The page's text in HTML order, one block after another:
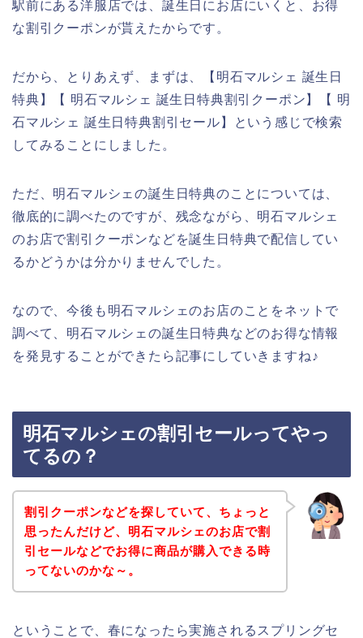
駅前にある洋服店では、誕生日にお店にいくと、お得
な割引クーポンが貰えたからです。
だから、とりあえず、まずは、【明石マルシェ 誕生日
特典】【 明石マルシェ 誕生日特典割引クーポン】【 明
石マルシェ 誕生日特典割引セール】という感じで検索
してみることにしました。
ただ、明石マルシェの誕生日特典のことについては、
徹底的に調べたのですが、残念ながら、明石マルシェ
のお店で割引クーポンなどを誕生日特典で配信してい
るかどうかは分かりませんでした。
なので、今後も明石マルシェのお店のことをネットで
調べて、明石マルシェの誕生日特典などのお得な情報
を発見することができたら記事にしていきますね♪
明石マルシェの割引セールってやっ
てるの？
割引クーポンなどを探していて、ちょっと
思ったんだけど、明石マルシェのお店で割
引セールなどでお得に商品が購入できる時
ってないのかな～。
ということで、春になったら実施されるスプリングセ